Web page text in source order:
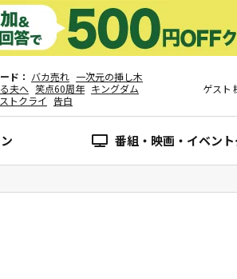
ド バカ売れ 一次元の挿し木
夫へ 笑点60周年 キングダム
トクライ
告白
ゲスト
番組・映画・イベン